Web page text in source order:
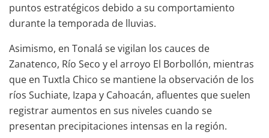
puntos estratégicos debido a su comportamiento
durante la temporada de lluvias.
Asimismo, en Tonalá se vigilan los cauces de
Zanatenco, Río Seco y el arroyo El Borbollón, mientras
que en Tuxtla Chico se mantiene la observación de los
ríos Suchiate, Izapa y Cahoacán, afluentes que suelen
registrar aumentos en sus niveles cuando se
presentan precipitaciones intensas en la región.